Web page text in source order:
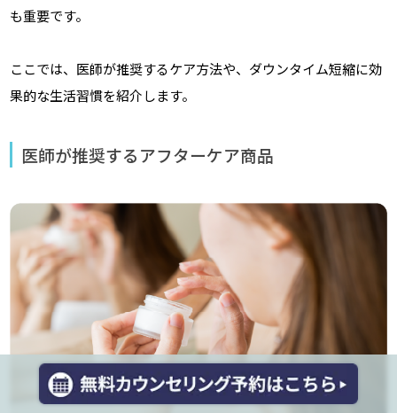
も重要です。
ここでは、医師が推奨するケア方法や、ダウンタイム短縮に効
果的な生活習慣を紹介します。
医師が推奨するアフターケア商品